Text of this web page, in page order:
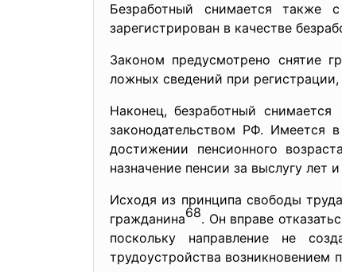
Безработный снимается также
зарегистрирован в качестве
Законом предусмотрено снятие
ложных сведений при
Наконец, безработный
законодательством РФ. Имеется
достижении пенсионного
назначение пенсии за выслугу лет и
Исходя из принципа свободы
гражданина68. Он вправе
поскольку направление не
трудоустройства